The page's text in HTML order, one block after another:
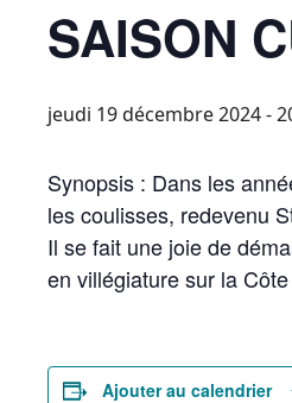
SAISON
jeudi 19 décembre 2024 -
Synopsis : Dans les
les coulisses, redevenu
Il se fait une joie de
en villégiature sur la Côte
Ajouter au calendrier